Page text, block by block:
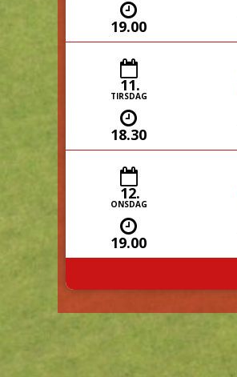
19.00
11.
TIRSDAG
18.30
12.
ONSDAG
19.00